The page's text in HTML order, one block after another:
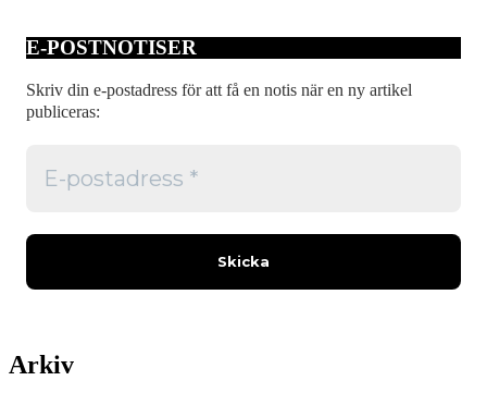
E-POSTNOTISER
Skriv din e-postadress för att få en notis när en ny artikel
publiceras:
Arkiv